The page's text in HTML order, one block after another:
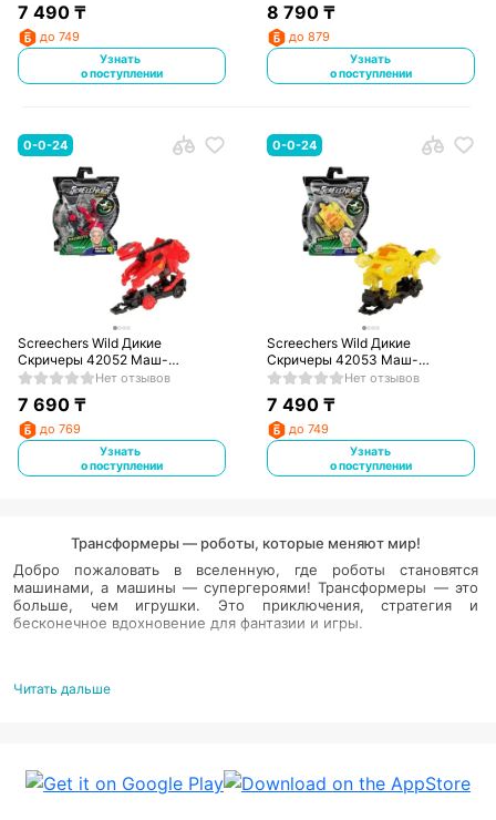
7 490₸
до 749
Узнать
о поступлении
8 790 ₸
до 879
Узнать
о поступлении
0-0-24
Screechers Wild Дикие
Скричеры 42052 Маш-
трансформер Раптор Дино 720.
Нет отзывов
7 690₸
до 769
Узнать
о поступлении
0-0-24
Screechers Wild Дикие
Скричеры 42053 Маш-
трансформер Анкилозавр Дино
Нет отзывов
7 490 ₸
до 749
Узнать
о поступлении
Трансформеры — роботы, которые меняют мир!
Добро пожаловать в вселенную, где роботы становятся
машинами, а машины — супергероями! Трансформеры — это
больше, чем игрушки. Это приключения, стратегия и
бесконечное вдохновение для фантазии и игры.
Трансформеры развивают ловкость рук и пространственное
собирайте коллекции, создавайте собственные истории и
участвуйте в трансформер-баталиях!
Читать дальше